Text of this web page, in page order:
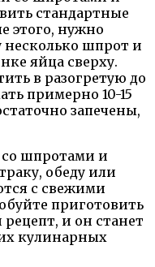
стандартные
этого, нужно
шпрот и
яйца сверху.
в разогретую до
примерно 10-15
запечены,
со шпротами и
обеду или
с свежими
приготовить
и он станет
кулинарных